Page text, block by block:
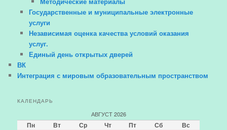
Государственные и муниципальные электронные
услуги
Независимая оценка качества условий оказания
услуг.
Единый день открытых дверей
ВК
Интеграция с мировым образовательным пространством
КАЛЕНДАРЬ
АВГУСТ 2026
Пн Вт Ср Чт Пт Сб Вс